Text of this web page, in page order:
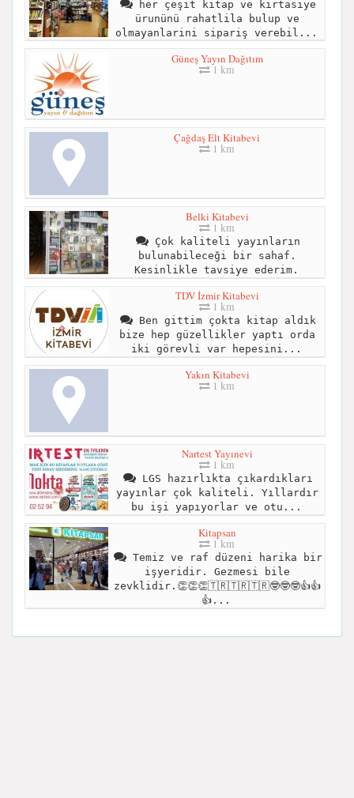
her çeşit kitap ve kırtasiye
ürunünü rahatlila bulup ve
olmayanlarini sipariş verebil...
Güneş Yayın Dağıtım
1 km
Çağdaş Elt Kitabevi
1 km
Belki Kitabevi
1 km
Çok kaliteli yayınların
bulunabileceği bir sahaf.
Kesinlikle tavsiye ederim.
TDV İzmir Kitabevi
1 km
Ben gittim çokta kitap aldık
bize hep güzellikler yaptı orda
iki görevli var hepesini...
Yakın Kitabevi
1 km
Nartest Yayınevi
1 km
LGS hazırlıkta çıkardıkları
yayınlar çok kaliteli. Yıllardır
bu işi yapıyorlar ve otu...
Kitapsan
1 km
Temiz ve raf düzeni harika bir
işyeridir. Gezmesi bile
zevklidir.👏👏👏🇹🇷🇹🇷🇹🇷🤓🤓🤓👍👍
👍...